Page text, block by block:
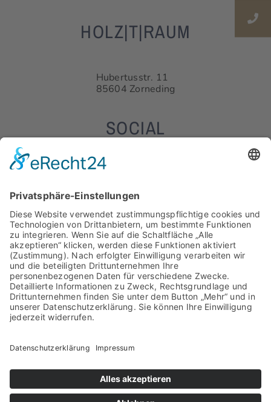
HOLZ|T|RAUM
Hubertusstr. 11
85604 Zorneding
SOCIAL
WEITERE INFORMATIONEN
Datenschutz